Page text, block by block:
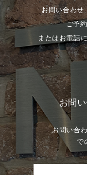
お問い合わせ
ご予
またはお電話
お問
お問い合
で